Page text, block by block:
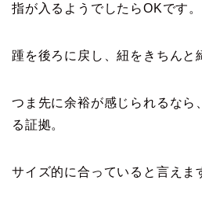
指が入るようでしたらOKです。
踵を後ろに戻し、紐をきちんと
つま先に余裕が感じられるなら
る証拠。
サイズ的に合っていると言えま